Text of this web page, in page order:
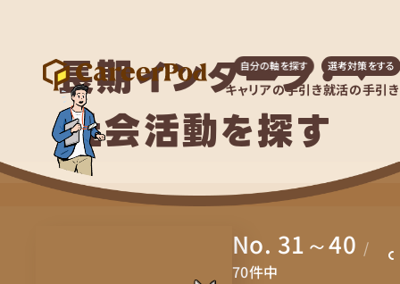
キャリアの手引き
自分の軸を探す
就活の手引き
選考対策をする
長期インターン・
社会活動を探す
No. 31～40 /
70件中